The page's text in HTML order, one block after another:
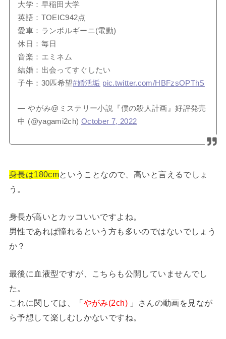
大学：早稲田大学
英語：TOEIC942点
愛車：ランボルギーニ(電動)
休日：毎日
音楽：エミネム
結婚：出会ってすぐしたい
子牛：30匹希望#婚活垢 pic.twitter.com/HBFzsOPThS
— やがみ@ミステリー小説『僕の殺人計画』好評発売
中 (@yagami2ch) October 7, 2022
身長は180cmということなので、高いと言えるでしょ
う。
身長が高いとカッコいいですよね。
男性であれば憧れるという方も多いのではないでしょう
か？
最後に血液型ですが、こちらも公開していませんでし
た。
これに関しては、「やがみ(2ch)」さんの動画を見なが
ら予想して楽しむしかないですね。